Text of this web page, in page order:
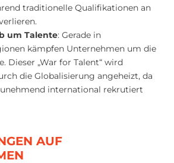
traditionelle Qualifikationen an
um Talente: Gerade in
kämpfen Unternehmen um die
Dieser „War for Talent“ wird
die Globalisierung angeheizt, da
international rekrutiert
AUF